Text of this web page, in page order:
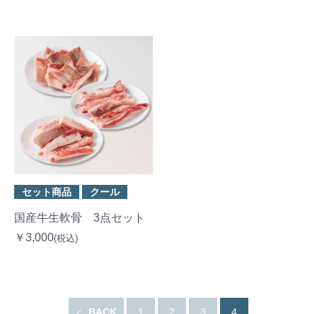
セット商品 クール
国産牛生軟骨 3点セット
￥3,000(税込)
BACK 1 2 3 4